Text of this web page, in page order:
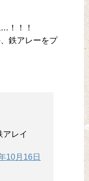
！！！
鉄アレーをプ
レイ
10月16日